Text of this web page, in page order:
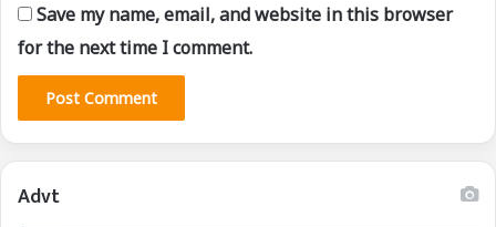
Save my name, email, and website in this browser
for the next time I comment.
Advt